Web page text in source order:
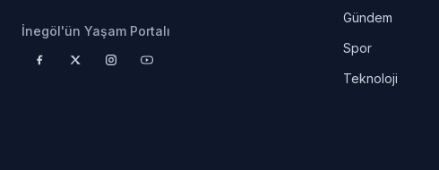
İnegöl'ün Yaşam Portalı
Gündem
Spor
Teknoloji